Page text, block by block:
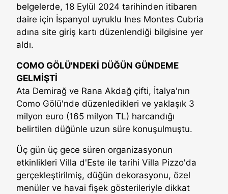
belgelerde, 18 Eylül 2024 tarihinden itibaren
daire için İspanyol uyruklu Ines Montes Cubria
adına site giriş kartı düzenlendiği bilgisine yer
aldı.
COMO GÖLÜ'NDEKİ DÜĞÜN GÜNDEME
GELMİŞTİ
Ata Demirağ ve Rana Akdağ çifti, İtalya'nın
Como Gölü'nde düzenledikleri ve yaklaşık 3
milyon euro (165 milyon TL) harcandığı
belirtilen düğünle uzun süre konuşulmuştu.
Üç gün üç gece süren organizasyonun
etkinlikleri Villa d'Este ile tarihi Villa Pizzo'da
gerçekleştirilmiş, düğün dekorasyonu, özel
menüler ve havai fişek gösterileriyle dikkat